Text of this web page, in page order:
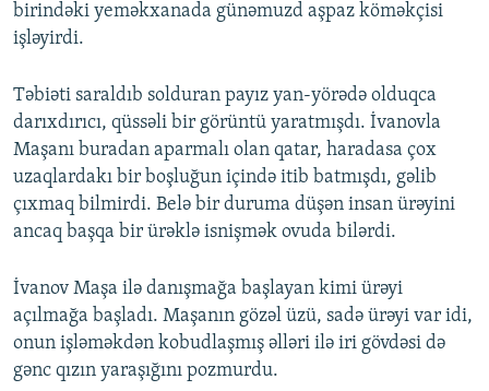
birindəki yeməkxanada günəmuzd aşpaz köməkçisi
işləyirdi.
Təbiəti saraldıb solduran payız yan-yörədə olduqca
darıxdırıcı, qüssəli bir görüntü yaratmışdı. İvanovla
Maşanı buradan aparmalı olan qatar, haradasa çox
uzaqlardakı bir boşluğun içində itib batmışdı, gəlib
çıxmaq bilmirdi. Belə bir duruma düşən insan ürəyini
ancaq başqa bir ürəklə isnişmək ovuda bilərdi.
İvanov Maşa ilə danışmağa başlayan kimi ürəyi
açılmağa başladı. Maşanın gözəl üzü, sadə ürəyi var idi,
onun işləməkdən kobudlaşmış əlləri ilə iri gövdəsi də
gənc qızın yaraşığını pozmurdu.